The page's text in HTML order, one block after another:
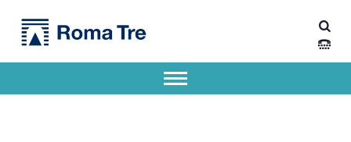
Accordi e attività didattica internazionali - Dipartimento di Economia Aziendale
Apri il menu secondario
Header info sidebar